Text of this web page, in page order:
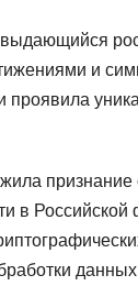
и
проявила
в